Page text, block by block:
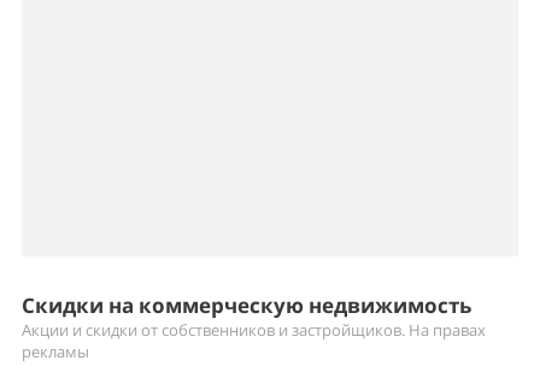
Скидки на коммерческую недвижимость
Акции и скидки от собственников и застройщиков. На правах
рекламы